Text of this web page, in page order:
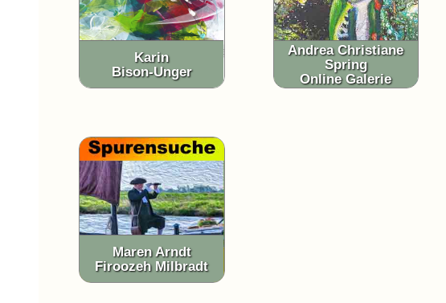
Karin
Bison-Unger
Andrea Christiane
Spring
Online Galerie
Maren Arndt
Firoozeh Milbradt